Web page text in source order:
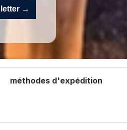
→
méthodes d'expédition